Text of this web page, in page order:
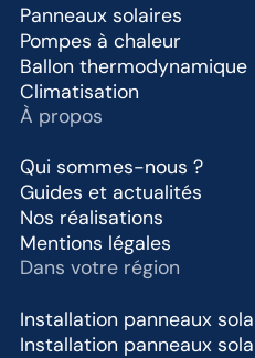
Panneaux solaires
Pompes à chaleur
Ballon thermodynamique
Climatisation
À propos
Qui sommes-nous ?
Guides et actualités
Nos réalisations
Mentions légales
Dans votre région
Installation panneaux
Installation panneaux